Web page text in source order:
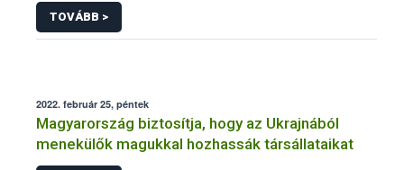
TOVÁBB >
2022. február 25, péntek
Magyarország biztosítja, hogy az Ukrajnából
menekülők magukkal hozhassák társállataikat